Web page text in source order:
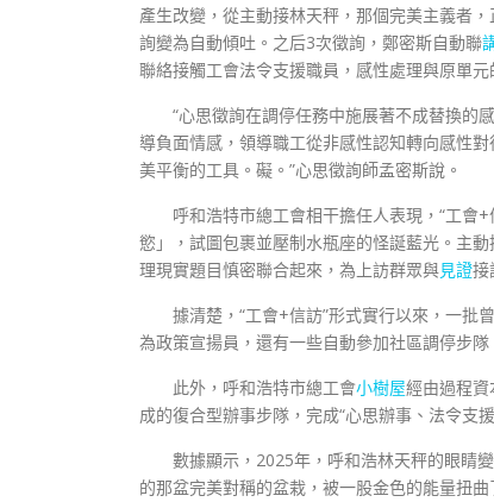
產生改變，從主動接林天秤，那個完美主義者
詢變為自動傾吐。之后3次徵詢，鄭密斯自動聯
聯絡接觸工會法令支援職員，感性處理與原單
“心思徵詢在調停任務中施展著不成替換的
導負面情感，領導職工從非感性認知轉向感性
美平衡的工具。礙。”心思徵詢師孟密斯說。
呼和浩特市總工會相干擔任人表現，“工會
慾」，試圖包裹並壓制水瓶座的怪誕藍光。主動
理現實題目慎密聯合起來，為上訪群眾與見證接
據清楚，“工會+信訪”形式實行以來，一批
為政策宣揚員，還有一些自動參加社區調停步
此外，呼和浩特市總工會小樹屋經由過程
成的復合型辦事步隊，完成“心思辦事、法令支
數據顯示，2025年，呼和浩林天秤的眼睛
的那盆完美對稱的盆栽，被一股金色的能量扭